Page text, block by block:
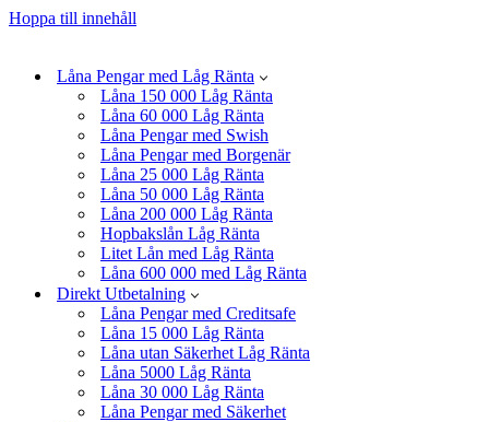
Hoppa till innehåll
Låna Pengar med Låg Ränta
Låna 150 000 Låg Ränta
Låna 60 000 Låg Ränta
Låna Pengar med Swish
Låna Pengar med Borgenär
Låna 25 000 Låg Ränta
Låna 50 000 Låg Ränta
Låna 200 000 Låg Ränta
Hopbakslån Låg Ränta
Litet Lån med Låg Ränta
Låna 600 000 med Låg Ränta
Direkt Utbetalning
Låna Pengar med Creditsafe
Låna 15 000 Låg Ränta
Låna utan Säkerhet Låg Ränta
Låna 5000 Låg Ränta
Låna 30 000 Låg Ränta
Låna Pengar med Säkerhet